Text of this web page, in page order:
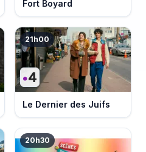
Fort Boyard
21h00
Le Dernier des Juifs
20h30